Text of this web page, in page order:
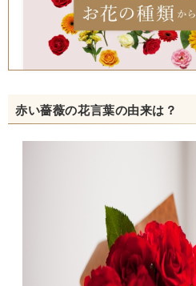
赤い薔薇の花言葉の由来は？